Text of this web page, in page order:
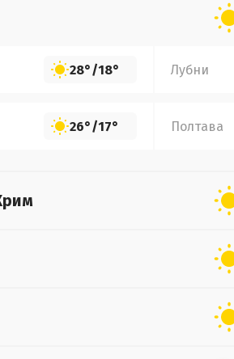
28°/18° Лубни
26°/17° Полтава